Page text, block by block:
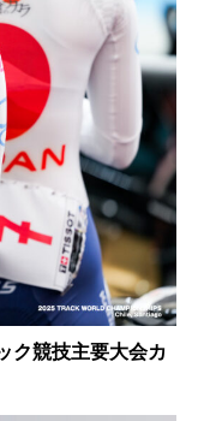
ク競技主要大会カ